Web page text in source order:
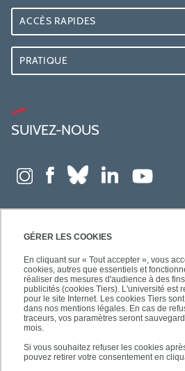
GÉRER LES COOKIES
En cliquant sur « Tout accepter », vous
cookies, autres que essentiels et
réaliser des mesures d'audience à des
publicités (cookies Tiers). L'université est
pour le site Internet. Les cookies Tiers
dans nos mentions légales. En cas de
traceurs, vos paramètres seront
mois.
Si vous souhaitez refuser les cookies
pouvez retirer votre consentement en
ACCÈS RAPIDES
PRATIQUE
SUIVEZ-NOUS